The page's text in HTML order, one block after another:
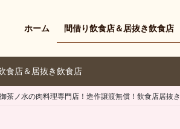
ホーム 間借り飲食店＆居抜き飲食店
食店＆居抜き飲食店
茶ノ水の肉料理専門店！造作譲渡無償！飲食店居抜き